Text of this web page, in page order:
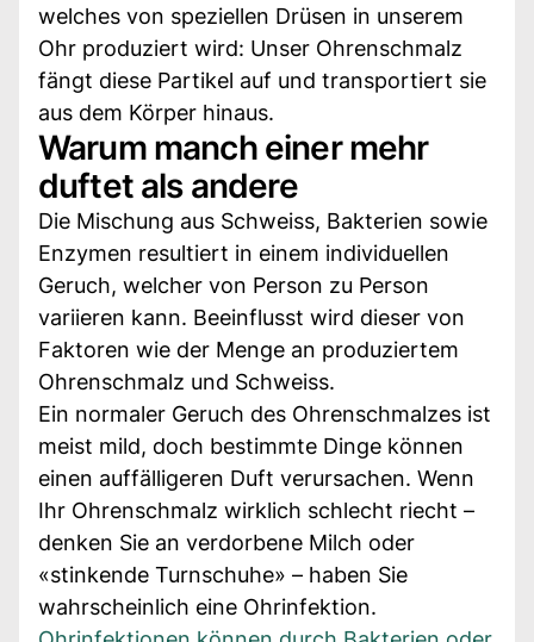
welches von speziellen Drüsen in unserem
Ohr produziert wird: Unser Ohrenschmalz
fängt diese Partikel auf und transportiert sie
aus dem Körper hinaus.
Warum manch einer mehr
duftet als andere
Die Mischung aus Schweiss, Bakterien sowie
Enzymen resultiert in einem individuellen
Geruch, welcher von Person zu Person
variieren kann. Beeinflusst wird dieser von
Faktoren wie der Menge an produziertem
Ohrenschmalz und Schweiss.
Ein normaler Geruch des Ohrenschmalzes ist
meist mild, doch bestimmte Dinge können
einen auffälligeren Duft verursachen. Wenn
Ihr Ohrenschmalz wirklich schlecht riecht –
denken Sie an verdorbene Milch oder
«stinkende Turnschuhe» – haben Sie
wahrscheinlich eine Ohrinfektion.